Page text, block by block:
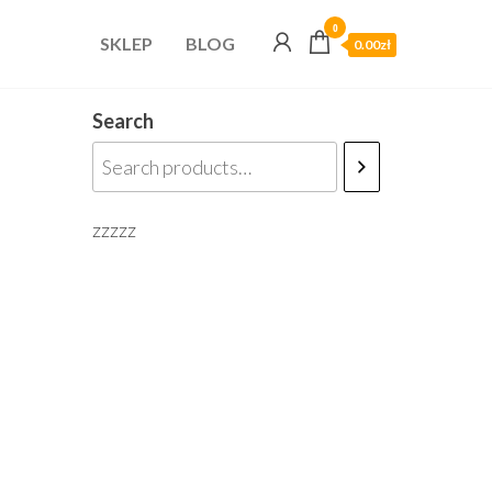
SKLEP BLOG
0
0.00zł
Search
zzzzz